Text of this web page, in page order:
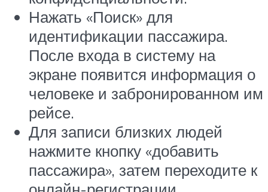
Нажать «Поиск» для
идентификации пассажира.
После входа в систему на
экране появится информация о
человеке и забронированном им
рейсе.
Для записи близких людей
нажмите кнопку «добавить
пассажира», затем переходите к